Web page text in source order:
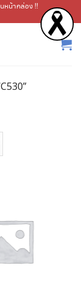
หน้ากล่อง !!